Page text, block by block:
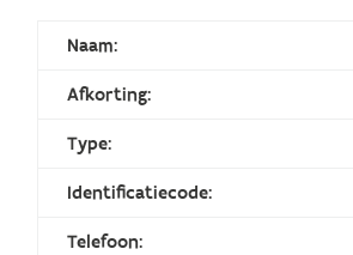
Naam:
Afkorting:
Type:
Identificatiecode:
Telefoon: